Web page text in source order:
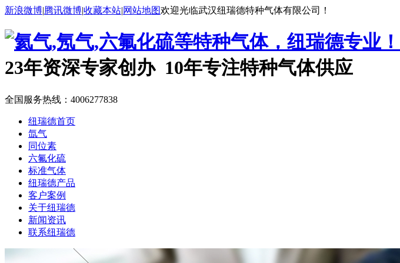
新浪微博|腾讯微博|收藏本站|网站地图欢迎光临武汉纽瑞德特种气体有限公司！
23年资深专家创办 10年专注特种气体供应
全国服务热线： 4006277838
纽瑞德首页
氙气
同位素
六氟化硫
标准气体
纽瑞德产品
客户案例
关于纽瑞德
新闻资讯
联系纽瑞德